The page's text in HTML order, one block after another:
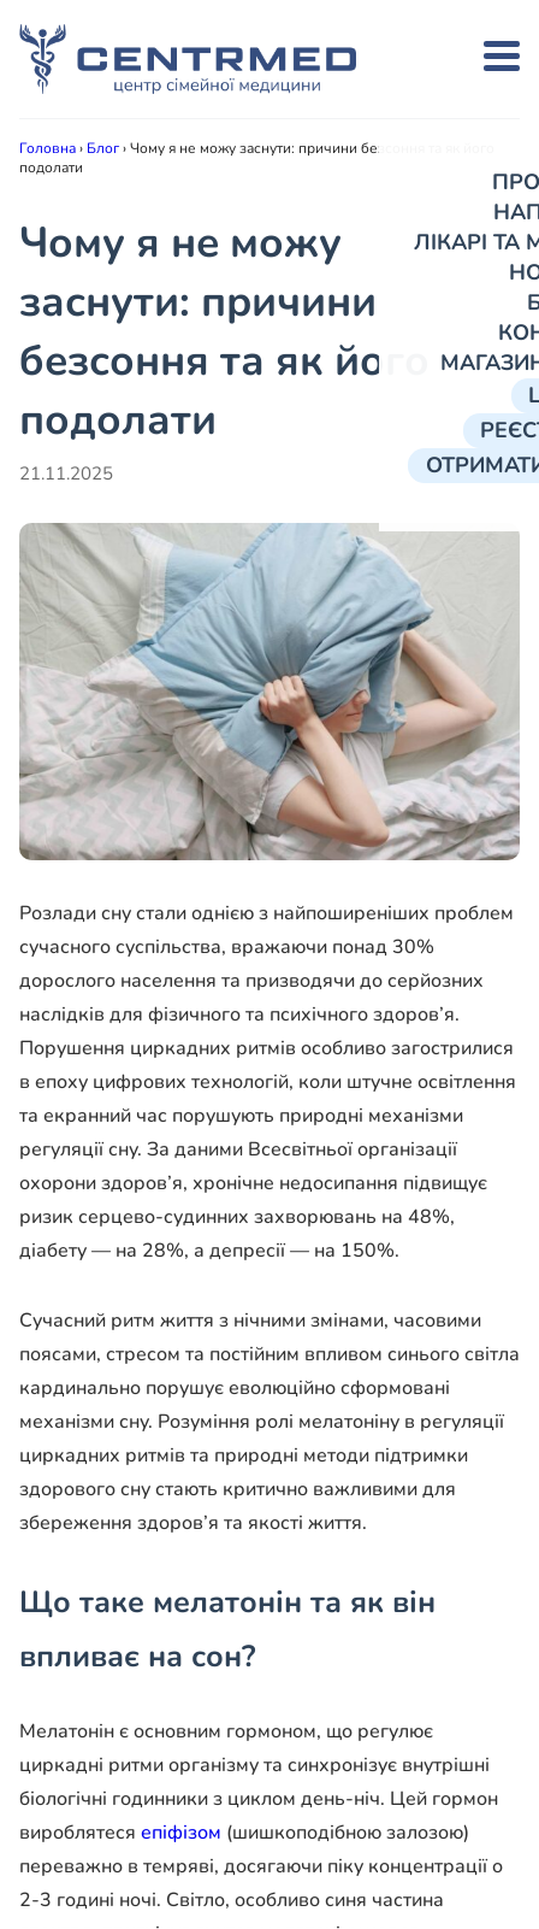
ЛІКАРІ
Головна› Блог›Чому я не можу заснути: причини безсоння та як його
подолати
Чому я не можу
заснути: причини
безсоння та як його
подолати
21.11.2025
Розлади сну стали однією з найпоширеніших проблем
сучасного суспільства, вражаючи понад 30%
дорослого населення та призводячи до серйозних
наслідків для фізичного та психічного здоров’я.
Порушення циркадних ритмів особливо загострилися
в епоху цифрових технологій, коли штучне освітлення
та екранний час порушують природні механізми
регуляції сну. За даними Всесвітньої організації
охорони здоров’я, хронічне недосипання підвищує
ризик серцево-судинних захворювань на 48%,
діабету — на 28%, а депресії — на 150%.
Сучасний ритм життя з нічними змінами, часовими
поясами, стресом та постійним впливом синього світла
кардинально порушує еволюційно сформовані
механізми сну. Розуміння ролі мелатоніну в регуляції
циркадних ритмів та природні методи підтримки
здорового сну стають критично важливими для
збереження здоров’я та якості життя.
Що таке мелатонін та як він
впливає на сон?
Мелатонін є основним гормоном, що регулює
циркадні ритми організму та синхронізує внутрішні
біологічні годинники з циклом день-ніч. Цей гормон
вироблятеся епіфізом (шишкоподібною залозою)
переважно в темряві, досягаючи піку концентрації о
2-3 годині ночі. Світло, особливо синя частина